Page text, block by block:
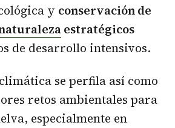
y conservación de
estratégicos
de desarrollo intensivos.
se perfila así como
retos ambientales para
especialmente en